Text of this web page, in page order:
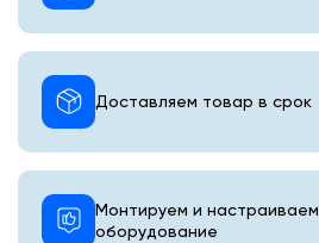
Монтируем и настраиваем
оборудование
Доставляем товар в срок